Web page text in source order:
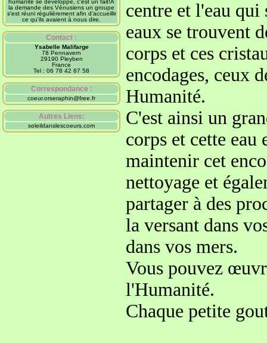
humanité se développe, c'est un fait!A
la demande des Vénusiens un groupe
s'est réuni régulièrement afin d'accueillir
ce qu'ils avaient à nous dire.
Contact :
Ysabelle Malifarge
78 Pennavern
29190 Pleyben
France
Tel : 06 78 42 87 58
Correspondance :
coeur.orseraphin@free.fr
Autres Liens:
soleildanslescoeurs.com
centre et l'eau qui
eaux se trouvent
corps et ces
encodages, ceux
Humanité.
C'est ainsi un
corps et cette eau
maintenir cet
nettoyage et
partager à des
la versant dans
dans vos mers.
Vous pouvez
l'Humanité.
Chaque petite